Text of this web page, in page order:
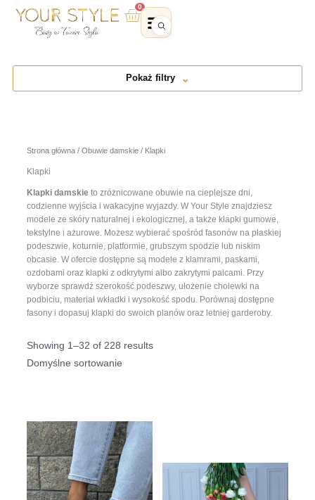
0
Wózek
Pokaż filtry
Strona główna / Obuwie damskie / Klapki
Klapki
Klapki damskie to zróżnicowane obuwie na cieplejsze dni,
codzienne wyjścia i wakacyjne wyjazdy. W Your Style znajdziesz
modele ze skóry naturalnej i ekologicznej, a także klapki gumowe,
tekstylne i ażurowe. Możesz wybierać spośród fasonów na płaskiej
podeszwie, koturnie, platformie, grubszym spodzie lub niskim
obcasie. W ofercie dostępne są modele z klamrami, paskami,
ozdobami oraz klapki z odkrytymi albo zakrytymi palcami. Przy
wyborze sprawdź szerokość podeszwy, ułożenie cholewki na
podbiciu, materiał wkładki i wysokość spodu. Porównaj dostępne
fasony i dopasuj klapki do swoich planów oraz letniej garderoby.
Showing 1–32 of 228 results